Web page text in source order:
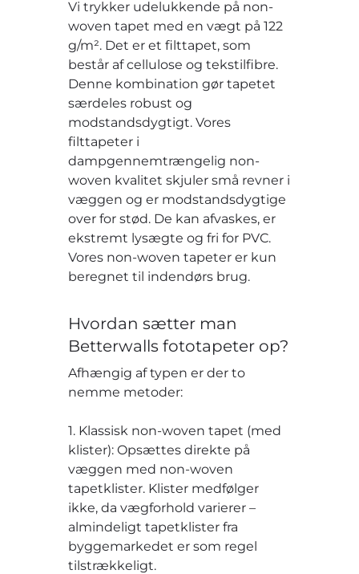
Vi trykker udelukkende på non-
woven tapet med en vægt på 122
g/m². Det er et filttapet, som
består af cellulose og tekstilfibre.
Denne kombination gør tapetet
særdeles robust og
modstandsdygtigt. Vores
filttapeter i
dampgennemtrængelig non-
woven kvalitet skjuler små revner i
væggen og er modstandsdygtige
over for stød. De kan afvaskes, er
ekstremt lysægte og fri for PVC.
Vores non-woven tapeter er kun
beregnet til indendørs brug.
Hvordan sætter man
Betterwalls fototapeter op?
Afhængig af typen er der to
nemme metoder:
1. Klassisk non-woven tapet (med
klister): Opsættes direkte på
væggen med non-woven
tapetklister. Klister medfølger
ikke, da vægforhold varierer –
almindeligt tapetklister fra
byggemarkedet er som regel
tilstrækkeligt.